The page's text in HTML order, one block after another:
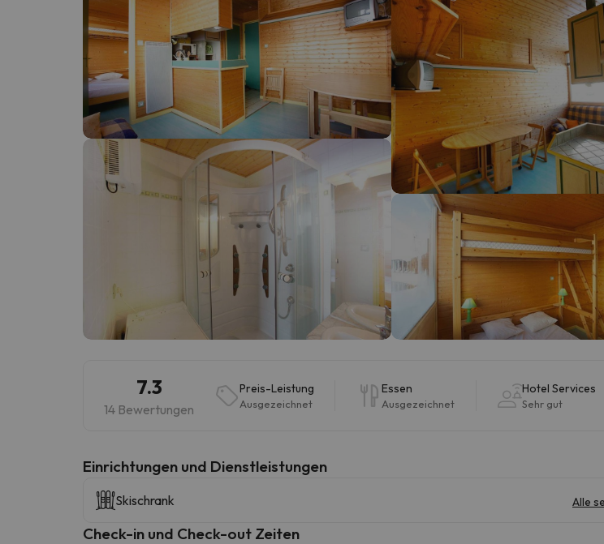
Oops, wir haben keine Ergebnisse gefunden, die Ihrer Suche entsprechen. Versuchen
Es sieht so aus, als hätte sich unser Sucher verirrt. Sobald er seinen Kompass gefunden
7.3
14 Bewertungen
Preis-Leistung
Ausgezeichnet
Essen
Ausgezeichnet
Hotel Services
Sehr gut
​Einrichtungen und Dienstleistungen
Skischrank Alle
Check-in und Check-out Zeiten